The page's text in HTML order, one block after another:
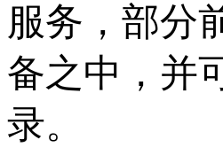
服务，部分
备之中，并
录。